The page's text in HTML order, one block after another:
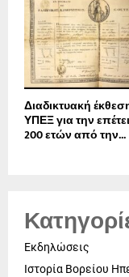
Διαδικτυακή
ΥΠΕΞ για την
200 ετών από την...
Εκδηλώσεις
Ιστορία Βορείου